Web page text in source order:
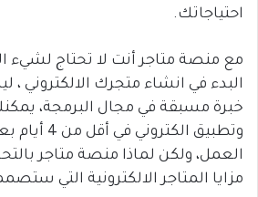
احتياجاتك.
مع منصة متاجر أنت لا تحتاج لشيء
البدء في انشاء متجرك
خبرة مسبقة في مجال البرمجة،
وتطبيق
العمل، ولكن لماذا منصة متاجر
مزايا المتاجر الالكترونية التي